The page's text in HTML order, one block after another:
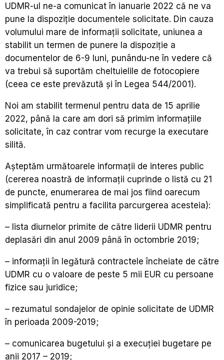
UDMR-ul ne-a comunicat în ianuarie 2022 că ne va
pune la dispoziție documentele solicitate. Din cauza
volumului mare de informații solicitate, uniunea a
stabilit un termen de punere la dispoziție a
documentelor de 6-9 luni, punându-ne în vedere că
va trebui să suportăm cheltuielile de fotocopiere
(ceea ce este prevăzută și în Legea 544/2001).
Noi am stabilit termenul pentru data de 15 aprilie
2022, până la care am dori să primim informațiile
solicitate, în caz contrar vom recurge la executare
silită.
Așteptăm următoarele informații de interes public
(cererea noastră de informații cuprinde o listă cu 21
de puncte, enumerarea de mai jos fiind oarecum
simplificată pentru a facilita parcurgerea acesteia):
– lista diurnelor primite de către liderii UDMR pentru
deplasări din anul 2009 până în octombrie 2019;
– informații în legătură contractele încheiate de către
UDMR cu o valoare de peste 5 mii EUR cu persoane
fizice sau juridice;
– rezumatul sondajelor de opinie solicitate de UDMR
în perioada 2009-2019;
– comunicarea bugetului şi a execuţiei bugetare pe
anii 2017 – 2019;